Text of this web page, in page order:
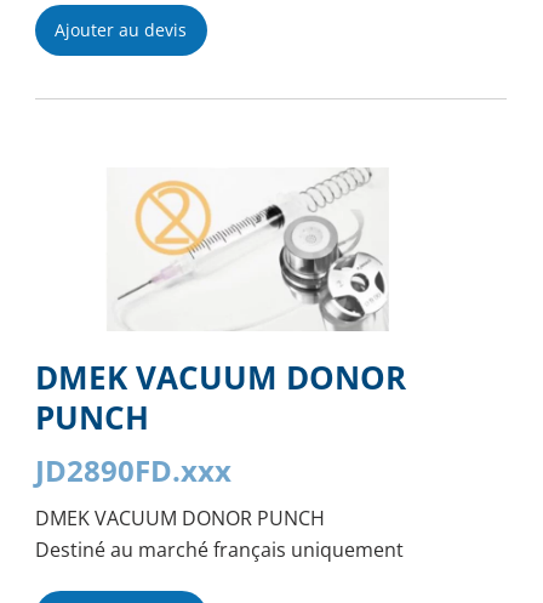
Ajouter au devis
DMEK VACUUM DONOR
PUNCH
JD2890FD.xxx
DMEK VACUUM DONOR PUNCH
Destiné au marché français uniquement